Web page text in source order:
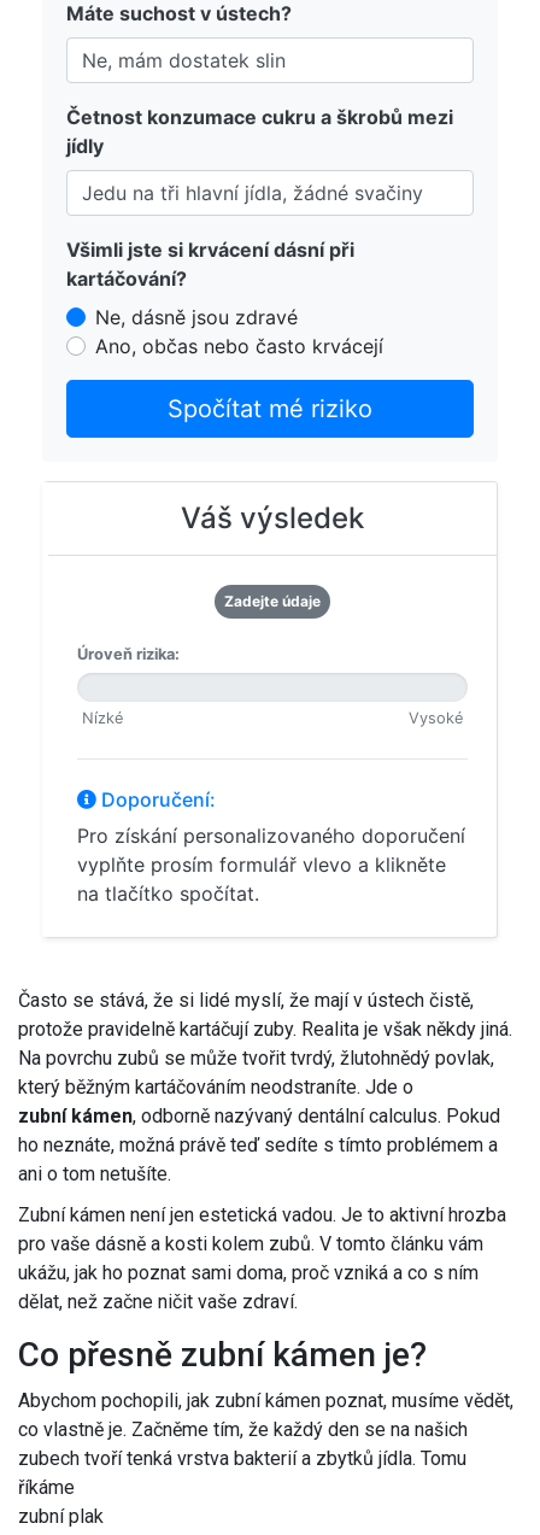
Máte suchost v ústech?
Četnost konzumace cukru a škrobů mezi
jídly
Všimli jste si krvácení dásní při
kartáčování?
Ne, dásně jsou zdravé
Ano, občas nebo často krvácejí
Spočítat mé riziko
Váš výsledek
Zadejte údaje
Úroveň rizika:
Nízké Vysoké
Doporučení:
Pro získání personalizovaného doporučení
vyplňte prosím formulář vlevo a klikněte
na tlačítko spočítat.
Často se stává, že si lidé myslí, že mají v ústech čistě,
protože pravidelně kartáčují zuby. Realita je však někdy jiná.
Na povrchu zubů se může tvořit tvrdý, žlutohnědý povlak,
který běžným kartáčováním neodstraníte. Jde o
zubní kámen, odborně nazývaný dentální calculus. Pokud
ho neznáte, možná právě teď sedíte s tímto problémem a
ani o tom netušíte.
Zubní kámen není jen estetická vadou. Je to aktivní hrozba
pro vaše dásně a kosti kolem zubů. V tomto článku vám
ukážu, jak ho poznat sami doma, proč vzniká a co s ním
dělat, než začne ničit vaše zdraví.
Co přesně zubní kámen je?
Abychom pochopili, jak zubní kámen poznat, musíme vědět,
co vlastně je. Začněme tím, že každý den se na našich
zubech tvoří tenká vrstva bakterií a zbytků jídla. Tomu
říkáme
zubní plak